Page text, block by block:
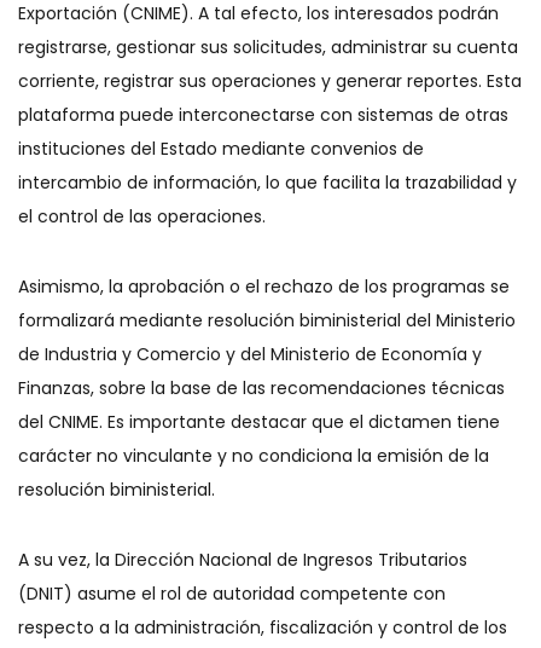
Exportación (CNIME). A tal efecto, los interesados podrán
registrarse, gestionar sus solicitudes, administrar su cuenta
corriente, registrar sus operaciones y generar reportes. Esta
plataforma puede interconectarse con sistemas de otras
instituciones del Estado mediante convenios de
intercambio de información, lo que facilita la trazabilidad y
el control de las operaciones.
Asimismo, la aprobación o el rechazo de los programas se
formalizará mediante resolución biministerial del Ministerio
de Industria y Comercio y del Ministerio de Economía y
Finanzas, sobre la base de las recomendaciones técnicas
del CNIME. Es importante destacar que el dictamen tiene
carácter no vinculante y no condiciona la emisión de la
resolución biministerial.
A su vez, la Dirección Nacional de Ingresos Tributarios
(DNIT) asume el rol de autoridad competente con
respecto a la administración, fiscalización y control de los